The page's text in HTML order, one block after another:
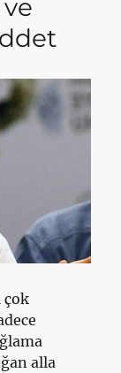
çok
alla